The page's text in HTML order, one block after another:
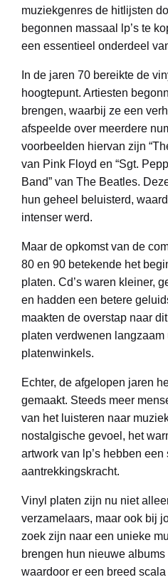
muziekgenres de hitlijsten
begonnen massaal lp’s te
een essentieel onderdeel
In de jaren 70 bereikte de
hoogtepunt. Artiesten
brengen, waarbij ze een
afspeelde over meerdere
voorbeelden hiervan zijn
van Pink Floyd en “Sgt.
Band” van The Beatles.
hun geheel beluisterd,
intenser werd.
Maar de opkomst van de
80 en 90 betekende het
platen. Cd’s waren kleiner,
en hadden een betere
maakten de overstap naar
platen verdwenen
platenwinkels.
Echter, de afgelopen jaren
gemaakt. Steeds meer
van het luisteren naar
nostalgische gevoel, het
artwork van lp’s hebben een
aantrekkingskracht.
Vinyl platen zijn nu niet
verzamelaars, maar ook bij
zoek zijn naar een unieke
brengen hun nieuwe
waardoor er een breed